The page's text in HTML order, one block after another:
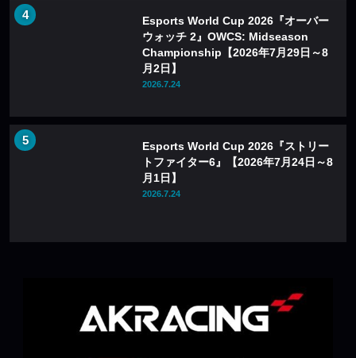
Esports World Cup 2026『オーバー
ウォッチ 2』OWCS: Midseason
Championship【2026年7月29日～8
月2日】
2026.7.24
Esports World Cup 2026『ストリー
トファイター6』【2026年7月24日～8
月1日】
2026.7.24